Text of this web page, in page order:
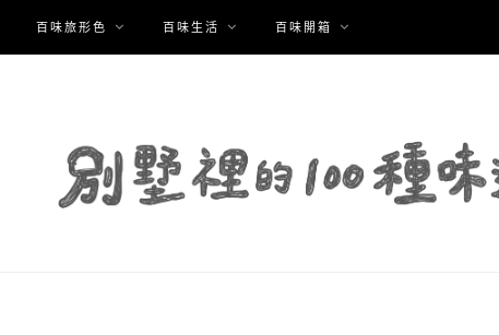
百味旅形色 百味生活 百味開箱